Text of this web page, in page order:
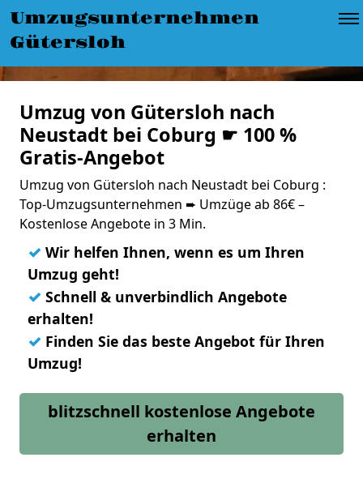
Umzugsunternehmen
Gütersloh
Umzug von Gütersloh nach
Neustadt bei Coburg ☛ 100 %
Gratis-Angebot
Umzug von Gütersloh nach Neustadt bei Coburg :
Top-Umzugsunternehmen ➨ Umzüge ab 86€ –
Kostenlose Angebote in 3 Min.
✓ Wir helfen Ihnen, wenn es um Ihren
Umzug geht!
✓ Schnell & unverbindlich Angebote
erhalten!
✓ Finden Sie das beste Angebot für Ihren
Umzug!
blitzschnell kostenlose Angebote
erhalten